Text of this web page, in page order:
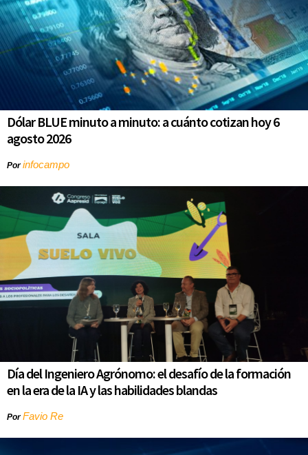
Dólar BLUE minuto a minuto: a cuánto cotizan hoy 6
agosto 2026
Porinfocampo
Día del Ingeniero Agrónomo: el desafío de la formación
en la era de la IA y las habilidades blandas
PorFavio Re